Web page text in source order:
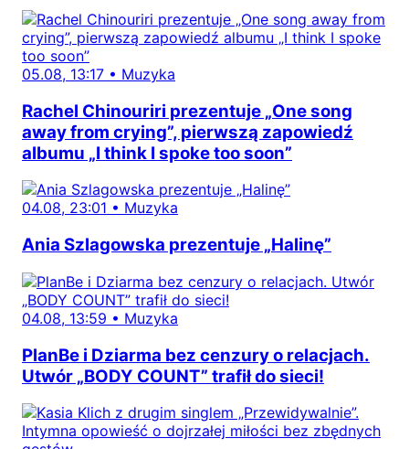
05.08, 13:17 • Muzyka
Rachel Chinouriri prezentuje „One song
away from crying”, pierwszą zapowiedź
albumu „I think I spoke too soon”
04.08, 23:01 • Muzyka
Ania Szlagowska prezentuje „Halinę”
04.08, 13:59 • Muzyka
PlanBe i Dziarma bez cenzury o relacjach.
Utwór „BODY COUNT” trafił do sieci!